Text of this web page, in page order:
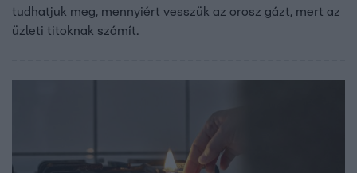
tudhatjuk meg, mennyiért vesszük az orosz gázt, mert az
üzleti titoknak számít.